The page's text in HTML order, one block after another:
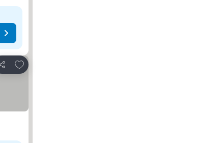
Κοινοποίηση
Προσθήκη στα αγαπημένα